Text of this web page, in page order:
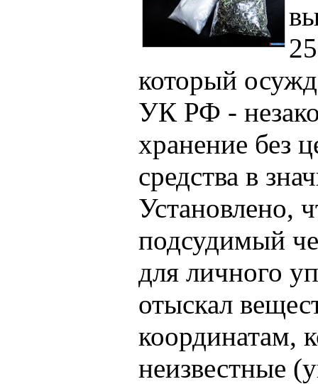
который
УК РФ -
хранение без
средства в
Установлено,
подсудимый
для личного
отыскал
координатам,
неизвестные